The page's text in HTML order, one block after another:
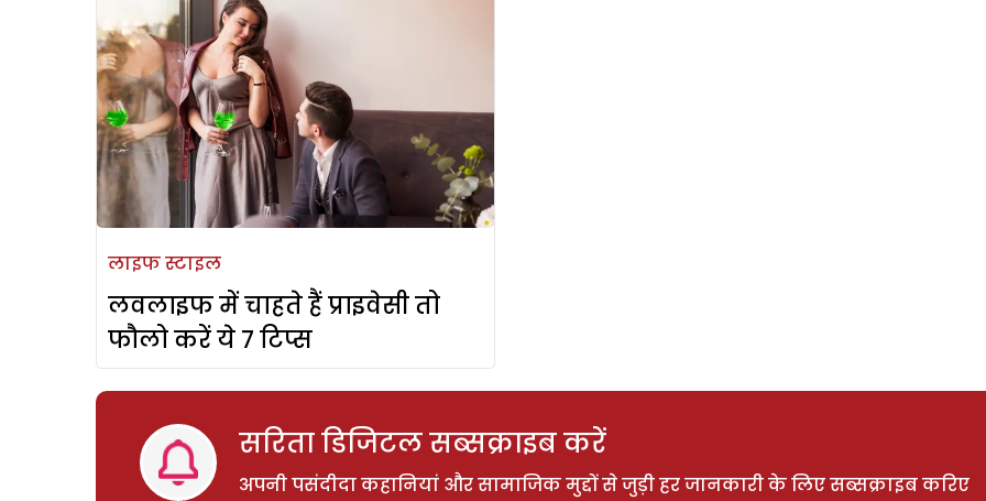
लाइफ स्टाइल
लवलाइफ में चाहते हैं प्राइवेसी तो
फौलो करें ये 7 टिप्स
सरिता डिजिटल सब्सक्राइब करें
अपनी पसंदीदा कहानियां और सामाजिक मुद्दों से जुड़ी हर जानकारी के लिए सब्सक्राइब करिए